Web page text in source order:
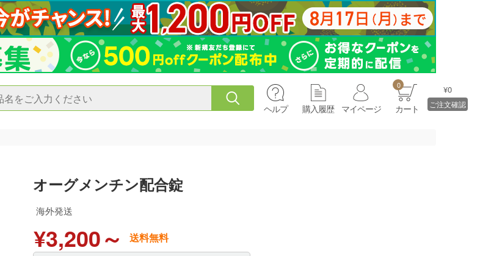
ヘルプ 購入履歴 マイページ
0
カート
¥0
ご注文確認
オーグメンチン配合錠
海外発送
¥3,200～ 送料無料